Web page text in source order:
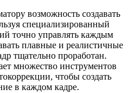
возможность создавать
специализированный
точно управлять каждым
плавные и реалистичные
тщательно проработан.
множество инструментов
чтобы создать
в каждом кадре.